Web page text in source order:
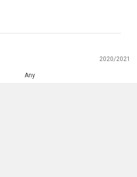
2020/2021
Any